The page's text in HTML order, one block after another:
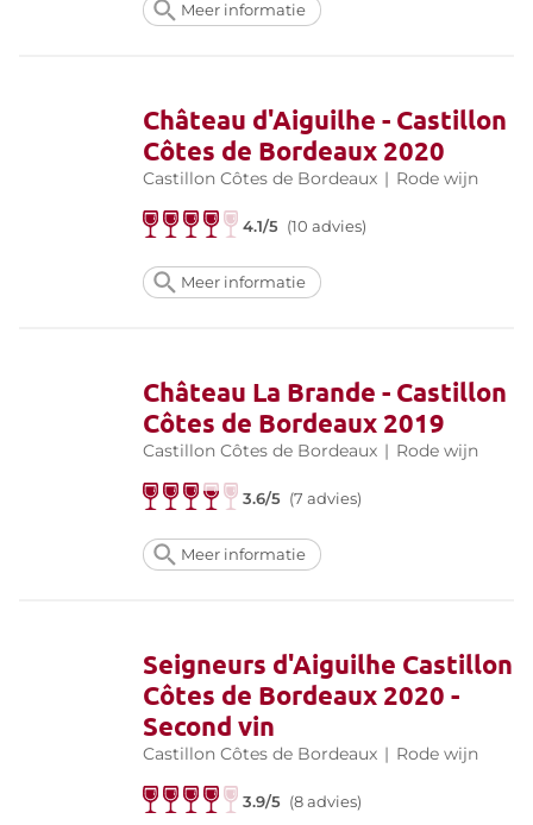
Meer informatie
Château d'Aiguilhe - Castillon
Côtes de Bordeaux 2020
Castillon Côtes de Bordeaux | Rode wijn
4.1/5 (10 advies)
Meer informatie
Château La Brande - Castillon
Côtes de Bordeaux 2019
Castillon Côtes de Bordeaux | Rode wijn
3.6/5 (7 advies)
Meer informatie
Seigneurs d'Aiguilhe Castillon
Côtes de Bordeaux 2020 -
Second vin
Castillon Côtes de Bordeaux | Rode wijn
3.9/5 (8 advies)